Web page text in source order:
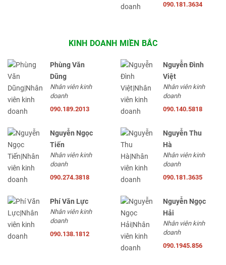
090.181.3634
KINH DOANH MIỀN BẮC
Phùng Văn
Dũng
Nhân viên kinh
doanh
090.189.2013
Nguyễn Đình
Việt
Nhân viên kinh
doanh
090.140.5818
Nguyễn Ngọc
Tiến
Nhân viên kinh
doanh
090.274.3818
Nguyễn Thu
Hà
Nhân viên kinh
doanh
090.181.3635
Phí Văn Lực
Nhân viên kinh
doanh
090.138.1812
Nguyễn Ngọc
Hải
Nhân viên kinh
doanh
090.1945.856